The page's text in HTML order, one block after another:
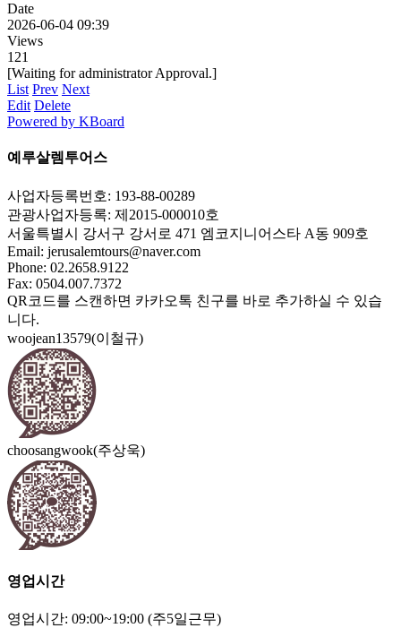
Date
2026-06-04 09:39
Views
121
[Waiting for administrator Approval.]
List Prev Next
Edit Delete
Powered by KBoard
예루살렘투어스
사업자등록번호: 193-88-00289
관광사업자등록: 제2015-000010호
서울특별시 강서구 강서로 471 엠코지니어스타 A동 909호
Email: jerusalemtours@naver.com
Phone: 02.2658.9122
Fax: 0504.007.7372
QR코드를 스캔하면 카카오톡 친구를 바로 추가하실 수 있습
니다.
woojean13579(이철규)
choosangwook(주상욱)
영업시간
영업시간: 09:00~19:00 (주5일근무)